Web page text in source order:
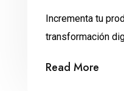
Incrementa tu
transformación
Read More